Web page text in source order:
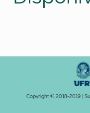
Copyright © 2018-2019 |